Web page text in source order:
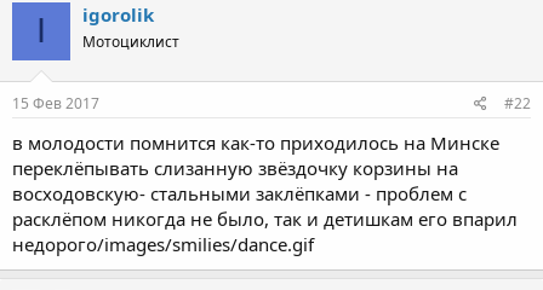
I igorolik
Мотоциклист
15 Фев 2017 #22
в молодости помнится как-то приходилось на Минске
переклёпывать слизанную звёздочку корзины на
восходовскую- стальными заклёпками - проблем с
расклёпом никогда не было, так и детишкам его впарил
недорого/images/smilies/dance.gif